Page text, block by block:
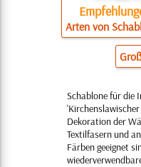
Arten von
Schablone für die
Dekoration der
Textilfasern und
Färben geeignet